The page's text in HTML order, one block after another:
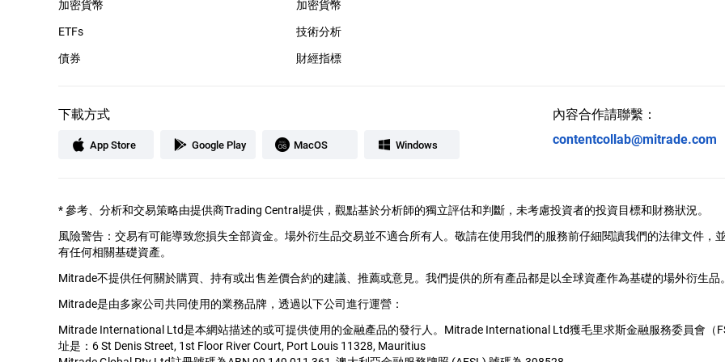
加密貨幣
ETFs
債券
加密貨幣
技術分析
財經指標
下載方式
App Store Google Play MacOS Windows
內容合作請聯繫：
contentcollab@mitrade.com
*參考、分析和交易策略由提供商Trading Central提供，觀點基於分析師的獨立評估和判斷，未考慮投資者的投資目標和財務狀況。
風險警告：交易有可能導致您損失全部資金。場外衍生品交易並不適合所有人。敬請在使用我們的服務前仔細閱讀我們的法律文件
有任何相關基礎資產。
Mitrade不提供任何關於購買、持有或出售差價合約的建議、推薦或意見。我們提供的所有產品都是以全球資產作為基礎的場外衍生
Mitrade是由多家公司共同使用的業務品牌，透過以下公司進行運營：
Mitrade International Ltd是本網站描述的或可提供使用的金融產品的發行人。Mitrade International Ltd獲毛里求斯金融服務委員會（
址是：6 St Denis Street, 1st Floor River Court, Port Louis 11328, Mauritius